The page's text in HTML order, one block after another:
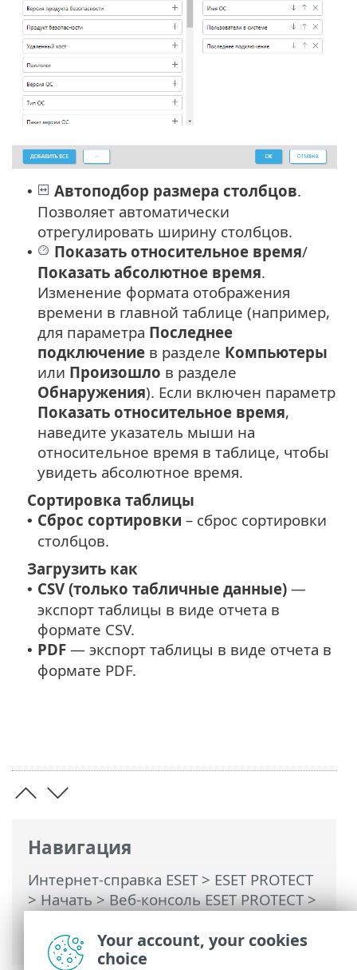
Навигация
Интернет-справка ESET> ESET PROTECT
> Начать>Веб-консоль ESET PROTECT>
элементов
• Автоподбор размера столбцов.
Позволяет автоматически
отрегулировать ширину столбцов.
• Показать относительное время/
Показать абсолютное время.
Изменение формата отображения
времени в главной таблице (например,
для параметра Последнее
подключение в разделе Компьютеры
или Произошло в разделе
Обнаружения). Если включен параметр
Показать относительное время,
наведите указатель мыши на
относительное время в таблице, чтобы
увидеть абсолютное время.
Сортировка таблицы
• Сброс сортировки – сброс сортировки
столбцов.
Загрузить как
• CSV (только табличные данные) —
экспорт таблицы в виде отчета в
формате CSV.
• PDF — экспорт таблицы в виде отчета в
формате PDF.
Your account, your cookies
choice